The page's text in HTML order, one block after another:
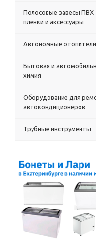
Полосовые завесы ПВХ
пленки и аксессуары
Автономные отопители
Бытовая и
химия
Оборудование для
автокондиционеров
Трубные инструменты